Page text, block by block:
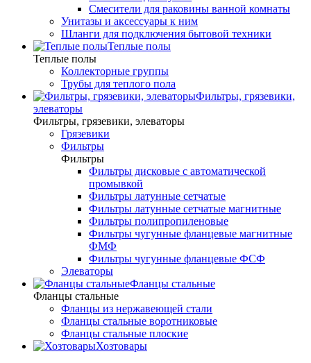
Смесители для раковины ванной комнаты
Унитазы и аксессуары к ним
Шланги для подключения бытовой техники
Теплые полы
Теплые полы
Коллекторные группы
Трубы для теплого пола
Фильтры, грязевики,
элеваторы
Фильтры, грязевики, элеваторы
Грязевики
Фильтры
Фильтры
Фильтры дисковые с автоматической
промывкой
Фильтры латунные сетчатые
Фильтры латунные сетчатые магнитные
Фильтры полипропиленовые
Фильтры чугунные фланцевые магнитные
ФМФ
Фильтры чугунные фланцевые ФСФ
Элеваторы
Фланцы стальные
Фланцы стальные
Фланцы из нержавеющей стали
Фланцы стальные воротниковые
Фланцы стальные плоские
Хозтовары